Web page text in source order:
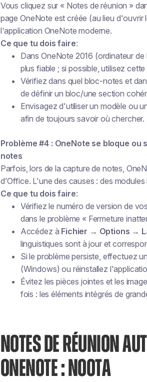
Vous cliquez sur « Notes de réunion »
page OneNote est créée (au lieu
l'application OneNote moderne.
Ce que tu dois faire:
Dans OneNote 2016 (ordinateur
plus fiable ; si possible, utilisez
Vérifiez dans quel bloc-notes et
de définir un bloc/une section
Envisagez d'utiliser un modèle ou
afin de toujours savoir où chercher.
Problème #4 : OneNote se bloque
notes
Parfois, lors de la capture de notes,
d'Office. L'une des causes : des
Ce que tu dois faire:
Vérifiez le numéro de version de
dans le problème « Fermeture
Accédez à Fichier → Options →
linguistiques sont à jour et
Si le problème persiste, effectuez
(Windows) ou réinstallez
Évitez les pièces jointes et les
fois : les éléments intégrés de
NOTES DE RÉUNION
ONENOTE : NOOTA